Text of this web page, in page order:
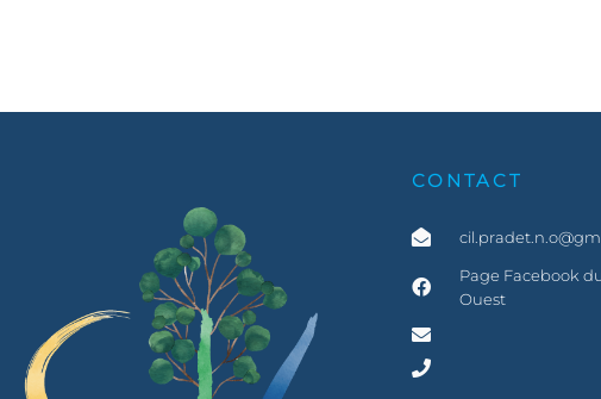
CONTACT
Page Facebook
Ouest